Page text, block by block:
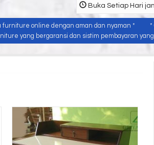
Buka Setiap Hari
online dengan aman dan nyaman *
*
yang bergaransi dan sistim pembayaran